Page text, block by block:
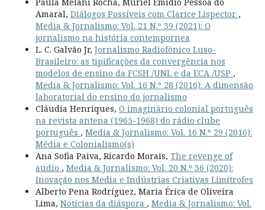
Amaral, Diálogos Possíveis com Clarice Lispector ,
Media & Jornalismo: Vol. 21 N.º 39 (2021): O
jornalismo na história contempornea
L. C. Galvão Jr, Jornalismo Radiofónico Luso-
Brasileiro: as tipificações da convergência nos
modelos de ensino da FCSH /UNL e da ECA /USP ,
Media & Jornalismo: Vol. 16 N.º 28 (2016): A dimensão
laboratorial do ensino do jornalismo
Cláudia Henriques, O imaginário colonial português
na revista antena (1965-1968) do rádio clube
português , Media & Jornalismo: Vol. 16 N.º 29 (2016):
Média e Colonialismo(s)
Ana Sofia Paiva, Ricardo Morais, The revenge of
audio , Media & Jornalismo: Vol. 20 N.º 36 (2020):
Inovação nos Media e Indústrias Criativas Limítrofes
Alberto Pena Rodríguez, Maria Érica de Oliveira
Lima, Notícias da diáspora , Media & Jornalismo: Vol.